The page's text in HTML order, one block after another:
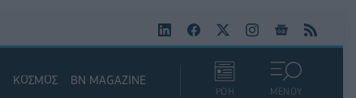
ΚΟΣΜΟΣ BN MAGAZINE
ΡΟΗ ΜΕΝΟΥ